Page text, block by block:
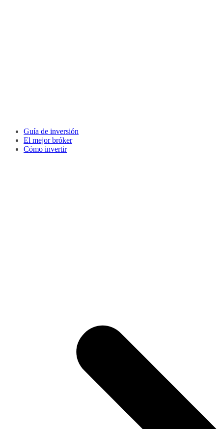
Guía de inversión
El mejor bróker
Cómo invertir